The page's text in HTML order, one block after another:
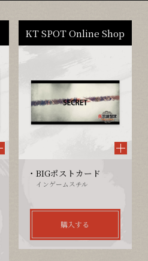
KT SPOT Online Shop
BIGポストカード
インゲームスチル
購入する